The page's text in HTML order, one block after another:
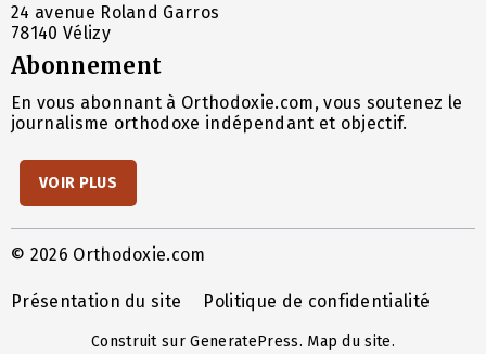
24 avenue Roland Garros
78140 Vélizy
Abonnement
En vous abonnant à Orthodoxie.com, vous soutenez le
journalisme orthodoxe indépendant et objectif.
VOIR PLUS
© 2026 Orthodoxie.com
Présentation du site Politique de confidentialité
Construit surGeneratePress. Map du site.